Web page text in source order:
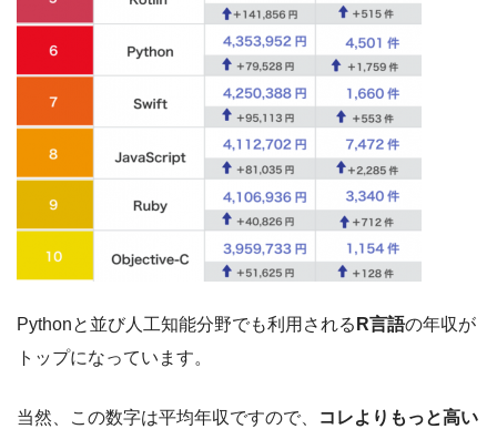
Pythonと並び人工知能分野でも利用される R言語の年収が
トップになっています。
当然、この数字は平均年収ですので、
コレよりもっと高い